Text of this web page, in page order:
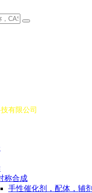
有限公司
称合成
手性催化剂，配体，辅剂